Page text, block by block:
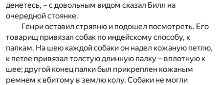
денетесь, – с довольным видом сказал Билл на
очередной стоянке.
Генри оставил стряпню и подошел посмотреть. Его
товарищ привязал собак по индейскому способу, к
палкам. На шею каждой собаки он надел кожаную петлю,
к петле привязал толстую длинную палку – вплотную к
шее; другой конец палки был прикреплен кожаным
ремнем к вбитому в землю колу. Собаки не могли